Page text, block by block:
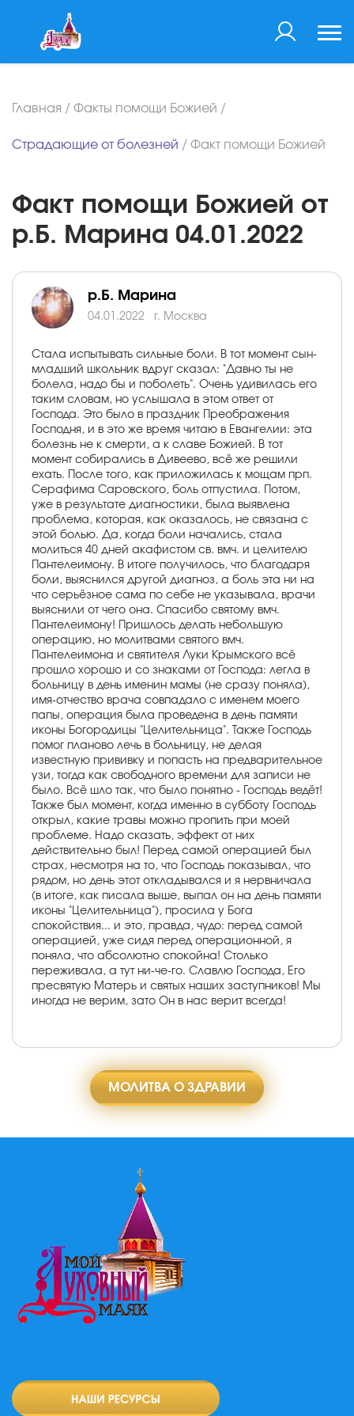
Главная / Факты помощи Божией /
Страдающие от болезней / Факт помощи Божией
Факт помощи Божией от
р.Б. Марина 04.01.2022
р.Б. Марина
04.01.2022 г. Москва
Стала испытывать сильные боли. В тот момент сын-
младший школьник вдруг сказал: "Давно ты не
болела, надо бы и поболеть". Очень удивилась его
таким словам, но услышала в этом ответ от
Господа. Это было в праздник Преображения
Господня, и в это же время читаю в Евангелии: эта
болезнь не к смерти, а к славе Божией. В тот
момент собирались в Дивеево, всё же решили
ехать. После того, как приложилась к мощам прп.
Серафима Саровского, боль отпустила. Потом,
уже в результате диагностики, была выявлена
проблема, которая, как оказалось, не связана с
этой болью. Да, когда боли начались, стала
молиться 40 дней акафистом св. вмч. и целителю
Пантелеимону. В итоге получилось, что благодаря
боли, выяснился другой диагноз, а боль эта ни на
что серьёзное сама по себе не указывала, врачи
выяснили от чего она. Спасибо святому вмч.
Пантелеимону! Пришлось делать небольшую
операцию, но молитвами святого вмч.
Пантелеимона и святителя Луки Крымского всё
прошло хорошо и со знаками от Господа: легла в
больницу в день именин мамы (не сразу поняла),
имя-отчество врача совпадало с именем моего
папы, операция была проведена в день памяти
иконы Богородицы "Целительница". Также Господь
помог планово лечь в больницу, не делая
известную прививку и попасть на предварительное
узи, тогда как свободного времени для записи не
было. Всё шло так, что было понятно - Господь ведёт!
Также был момент, когда именно в субботу Господь
открыл, какие травы можно пропить при моей
проблеме. Надо сказать, эффект от них
действительно был! Перед самой операцией был
страх, несмотря на то, что Господь показывал, что
рядом, но день этот откладывался и я нервничала
(в итоге, как писала выше, выпал он на день памяти
иконы "Целительница"), просила у Бога
спокойствия... и это, правда, чудо: перед самой
операцией, уже сидя перед операционной, я
поняла, что абсолютно спокойна! Столько
переживала, а тут ни-че-го. Славлю Господа, Его
пресвятую Матерь и святых наших заступников! Мы
иногда не верим, зато Он в нас верит всегда!
МОЛИТВА О ЗДРАВИИ